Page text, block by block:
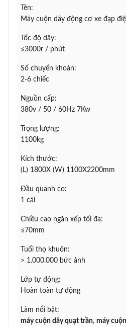
Tên:
Máy cuộn dây động cơ xe đạp
Tốc độ dây:
≤3000r / phút
Số chuyển khoản:
2-6 chiếc
Nguồn cấp:
380v / 50 / 60Hz 7Kw
Trọng lượng:
1100kg
Kích thước:
(L) 1800X (W) 1100X2200mm
Đầu quanh co:
1 cái
Chiều cao ngăn xếp tối đa:
≤70mm
Tuổi thọ khuôn:
> 1.000.000 bức ảnh
Lớp tự động:
Hoàn toàn tự động
Làm nổi bật:
máy cuộn dây quạt trần, máy